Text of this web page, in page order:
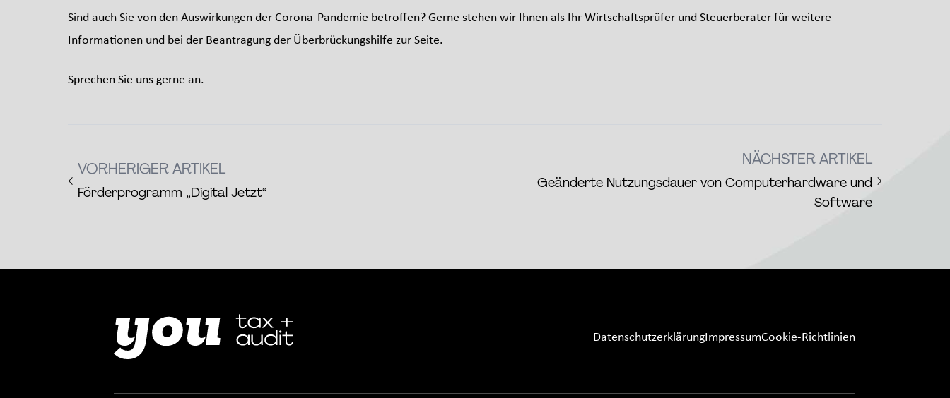
Sind auch Sie von den Auswirkungen der Corona-Pandemie betroffen? Gerne stehen wir Ihnen als Ihr Wirtschaftsprüfer und Steuerberater für weitere
Informationen und bei der Beantragung der Überbrückungshilfe zur Seite.
Sprechen Sie uns gerne an.
←VORHERIGER ARTIKEL
Förderprogramm „Digital Jetzt“
NÄCHSTER ARTIKEL
Geänderte Nutzungsdauer von Computerhardware und
Software
→
DatenschutzerklärungImpressumCookie-Richtlinien